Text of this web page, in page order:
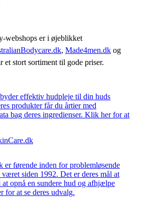
webshops er i øjeblikket
, Made4men.dk og
et stort sortiment til gode priser.
effektiv hudpleje til din huds
produkter får du årtier med
bag deres ingredienser. Klik her for at
er førende inden for problemløsende
siden 1992. Det er deres mål at
opnå en sundere hud og afhjælpe
for at se deres udvalg.